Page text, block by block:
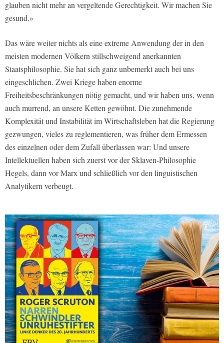
glauben nicht mehr an vergeltende Gerechtigkeit. Wir machen Sie
gesund.»
Das wäre weiter nichts als eine extreme Anwendung der in den
meisten modernen Völkern stillschweigend anerkannten
Staatsphilosophie. Sie hat sich ganz unbemerkt auch bei uns
eingeschlichen. Zwei Kriege haben enorme
Freiheitsbeschränkungen nötig gemacht, und wir haben uns, wenn
auch murrend, an unsere Ketten gewöhnt. Die zunehmende
Komplexität und Instabilität im Wirtschaftsleben hat die Regierung
gezwungen, vieles zu reglementieren, was früher dem Ermessen
des einzelnen oder dem Zufall überlassen war: Und unsere
Intellektuellen haben sich zuerst vor der Sklaven-Philosophie
Hegels, dann vor Marx und schließlich vor den linguistischen
Analytikern verbeugt.